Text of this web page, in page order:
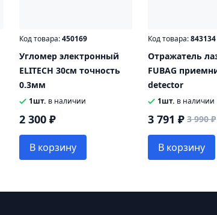
Код товара:450169
Угломер электронный
ELITECH 30см точность
0.3мм
1шт. в наличии
2 300 ₽
В корзину
Код товара:843134
Отражатель
FUBAG
detector
1шт. в наличии
3 791 ₽ 3 990 ₽
В корзину